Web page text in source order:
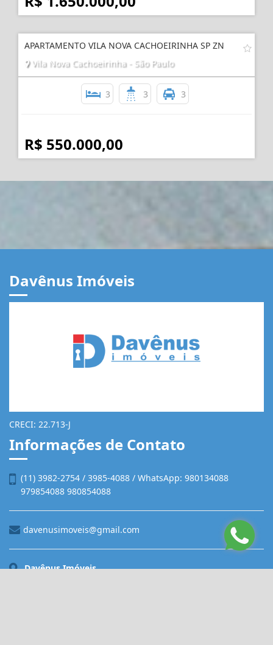
APARTAMENTO VILA NOVA CACHOEIRINHA SP ZN
Vila Nova Cachoeirinha - São Paulo
3 3 3
R$ 550.000,00
Davênus Imóveis
CRECI: 22.713-J
Informações de Contato
(11) 3982-2754 / 3985-4088 / WhatsApp: 980134088
979854088 980854088
davenusimoveis@gmail.com
Davênus Imóveis